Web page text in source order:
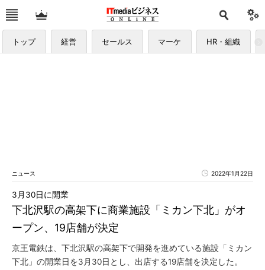
トップ 経営 セールス マーケ HR・組織
ニュース 2022年1月22日
下北沢駅の高架下に商業施設「ミカン下北」がオ
ープン、19店舗が決定
3月30日に開業
京王電鉄は、下北沢駅の高架下で開発を進めている施設「ミカン
下北」の開業日を3月30日とし、出店する19店舗を決定した。